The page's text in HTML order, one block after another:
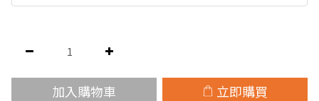
加入購物車 立即購買